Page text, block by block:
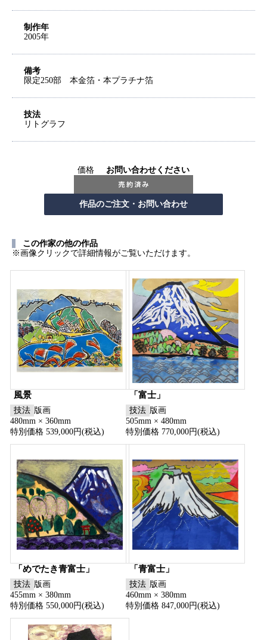
制作年
2005年
備考
限定250部 本金箔・本プラチナ箔
技法
リトグラフ
価格 お問い合わせください
この作家の他の作品
※画像クリックで詳細情報がご覧いただけます。
風景
技法 版画
480mm × 360mm
特別価格 539,000円(税込)
「富士」
技法 版画
505mm × 480mm
特別価格 770,000円(税込)
「めでたき青富士」
技法 版画
455mm × 380mm
特別価格 550,000円(税込)
「青富士」
技法 版画
460mm × 380mm
特別価格 847,000円(税込)